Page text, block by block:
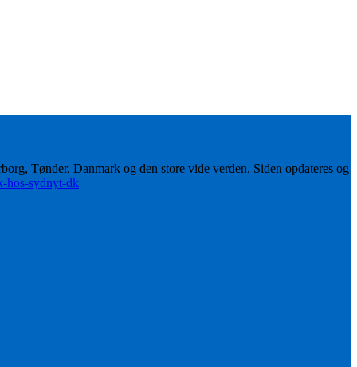
Tønder, Danmark og den store vide verden. Siden opdateres og
hos-sydnyt-dk